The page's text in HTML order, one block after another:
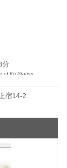
分
of Kō Station
宿14-2